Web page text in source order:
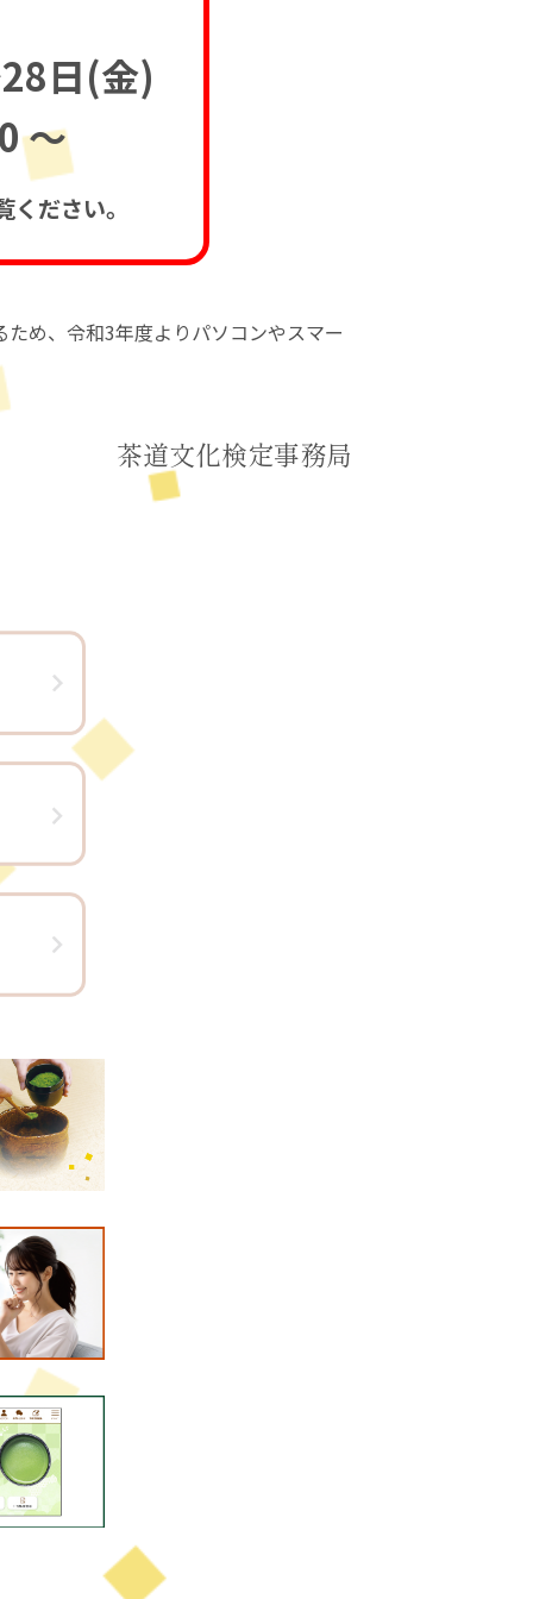
日(金)
～
ください。
め、令和3年度よりパソコンやスマー
茶道文化検定事務局